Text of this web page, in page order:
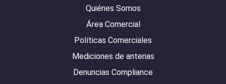
Quiénes Somos
Área Comercial
Políticas Comerciales
Mediciones de antenas
Denuncias Compliance